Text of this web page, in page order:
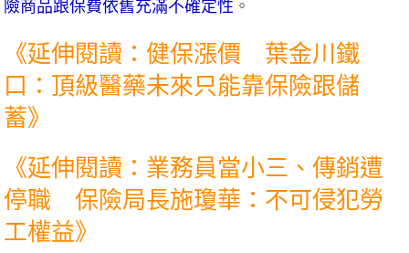
險商品跟保費依舊充滿不確定性 。
《延伸閱讀：健保漲價 葉金川鐵
口：頂級醫藥未來只能靠保險跟儲
蓄》
《延伸閱讀：業務員當小三、傳銷遭
停職 保險局長施瓊華：不可侵犯勞
工權益》